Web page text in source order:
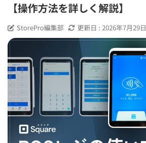
【操作方法を詳しく解説】
StorePro編集部 更新日 : 2026年7月29日